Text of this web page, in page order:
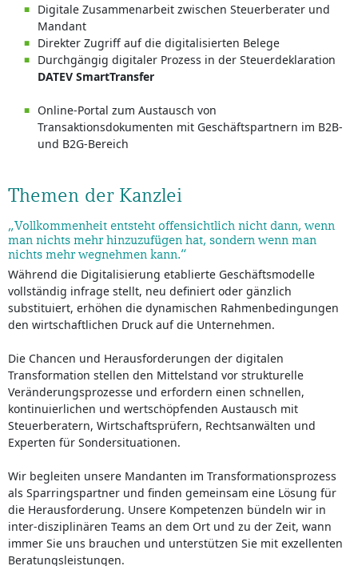
Digitale Zusammenarbeit zwischen Steuerberater und
Mandant
Direkter Zugriff auf die digitalisierten Belege
Durchgängig digitaler Prozess in der Steuerdeklaration
DATEV SmartTransfer
Online-Portal zum Austausch von
Transaktionsdokumenten mit Geschäftspartnern im B2B-
und B2G-Bereich
Themen der Kanzlei
„Vollkommenheit entsteht offensichtlich nicht dann, wenn
man nichts mehr hinzuzufügen hat, sondern wenn man
nichts mehr wegnehmen kann.“
Während die Digitalisierung etablierte Geschäftsmodelle
vollständig infrage stellt, neu definiert oder gänzlich
substituiert, erhöhen die dynamischen Rahmenbedingungen
den wirtschaftlichen Druck auf die Unternehmen.
Die Chancen und Herausforderungen der digitalen
Transformation stellen den Mittelstand vor strukturelle
Veränderungsprozesse und erfordern einen schnellen,
kontinuierlichen und wertschöpfenden Austausch mit
Steuerberatern, Wirtschaftsprüfern, Rechtsanwälten und
Experten für Sondersituationen.
Wir begleiten unsere Mandanten im Transformationsprozess
als Sparringspartner und finden gemeinsam eine Lösung für
die Herausforderung. Unsere Kompetenzen bündeln wir in
inter-disziplinären Teams an dem Ort und zu der Zeit, wann
immer Sie uns brauchen und unterstützen Sie mit exzellenten
Beratungsleistungen.